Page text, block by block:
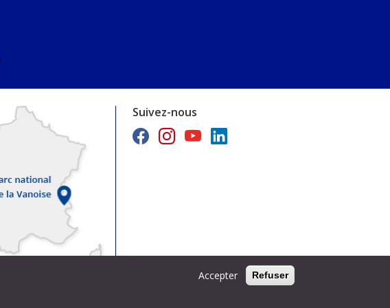
Suivez-nous
Accepter Refuser